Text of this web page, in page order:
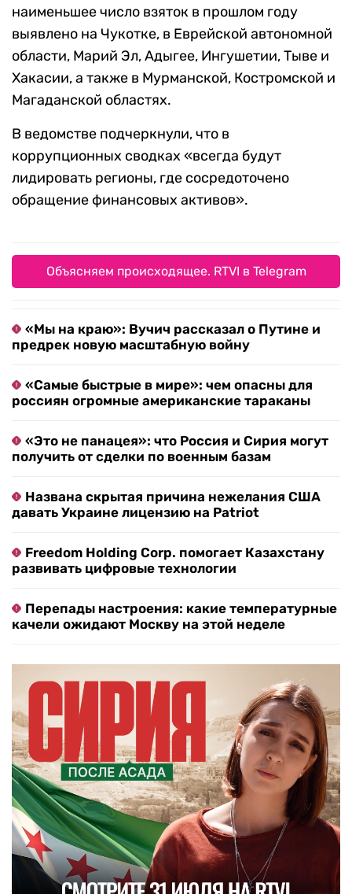
наименьшее число взяток в прошлом году
выявлено на Чукотке, в Еврейской автономной
области, Марий Эл, Адыгее, Ингушетии, Тыве и
Хакасии, а также в Мурманской, Костромской и
Магаданской областях.
В ведомстве подчеркнули, что в
коррупционных сводках «всегда будут
лидировать регионы, где сосредоточено
обращение финансовых активов».
Объясняем происходящее. RTVI в Telegram
«Мы на краю»: Вучич рассказал о Путине и
предрек новую масштабную войну
«Самые быстрые в мире»: чем опасны для
россиян огромные американские тараканы
«Это не панацея»: что Россия и Сирия могут
получить от сделки по военным базам
Названа скрытая причина нежелания США
давать Украине лицензию на Patriot
Freedom Holding Corp. помогает Казахстану
развивать цифровые технологии
Перепады настроения: какие температурные
качели ожидают Москву на этой неделе